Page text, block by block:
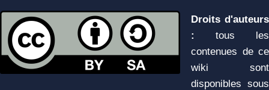
Droits d'auteurs
:
tous les
contenues de ce
wiki sont
disponibles sous